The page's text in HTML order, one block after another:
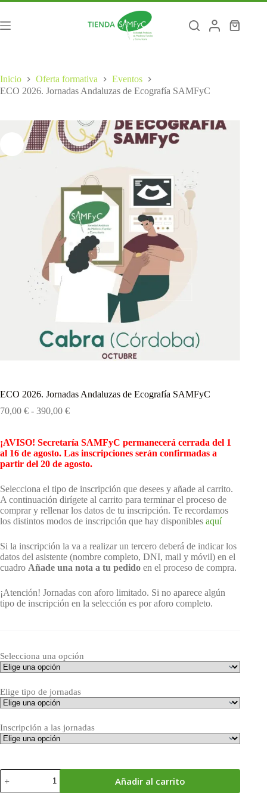
Saltar
contenido
Carro
Inicio Oferta formativa
Eventos
ECO 2026. Jornadas Andaluzas de Ecografía SAMFyC
ECO 2026. Jornadas Andaluzas de Ecografía SAMFyC
70,00 € - 390,00 €Rango
desde
70,00 €
hasta
¡AVISO! Secretaría SAMFyC permanecerá cerrada del 1
al 16 de agosto. Las inscripciones serán confirmadas a
partir del 20 de agosto.
Selecciona el tipo de inscripción que desees y añade al carrito.
A continuación dirígete al carrito para terminar el proceso de
comprar y rellenar los datos de tu inscripción. Te recordamos
los distintos modos de inscripción que hay disponibles aquí
Si la inscripción la va a realizar un tercero deberá de indicar los
datos del asistente (nombre completo, DNI, mail y móvil) en el
cuadro Añade una nota a tu pedido en el proceso de compra.
¡Atención! Jornadas con aforo limitado. Si no aparece algún
tipo de inscripción en la selección es por aforo completo.
Selecciona una opción
Elige tipo de jornadas
Inscripción a las jornadas
ECO
2026.
Jornadas
Añadir al carrito